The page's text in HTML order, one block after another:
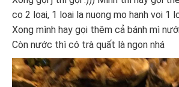
co 2 loai, 1 loai la nuong mo hanh voi 1
Xong mình hay gọi thêm cả bánh mì
Còn nước thì có trà quất là ngon nhá